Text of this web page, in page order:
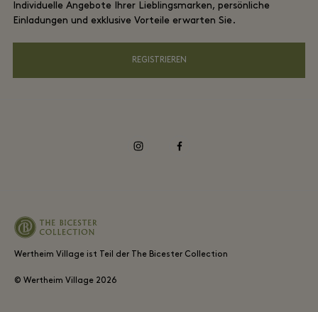
App herunterladen
Shopping Card
FAQs
Datenschutzrichtlinien
Individuelle Angebote Ihrer Lieblingsmarken, persönliche
Einladungen und exklusive Vorteile erwarten Sie.
REGISTRIEREN
Wertheim Village ist Teil der The Bicester Collection
© Wertheim Village 2026
instagramfacebook